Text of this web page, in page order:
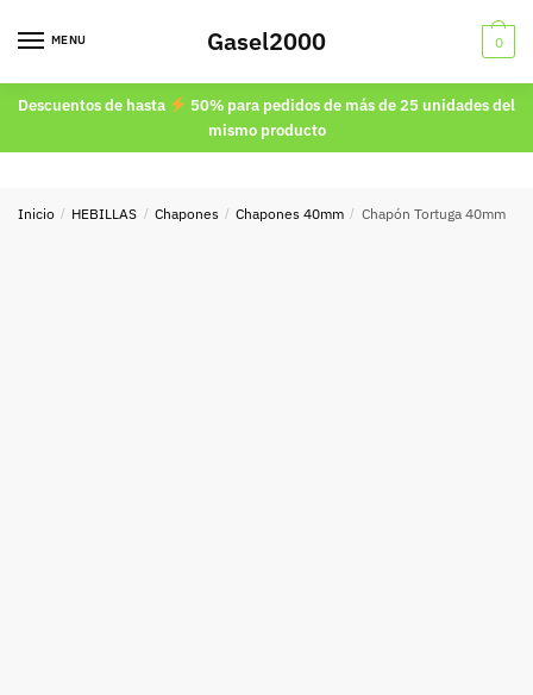
MENU Gasel2000 0
Descuentos de hasta
50% para pedidos de más de 25 unidades del
mismo producto
Inicio / HEBILLAS / Chapones / Chapones 40mm / Chapón Tortuga 40mm